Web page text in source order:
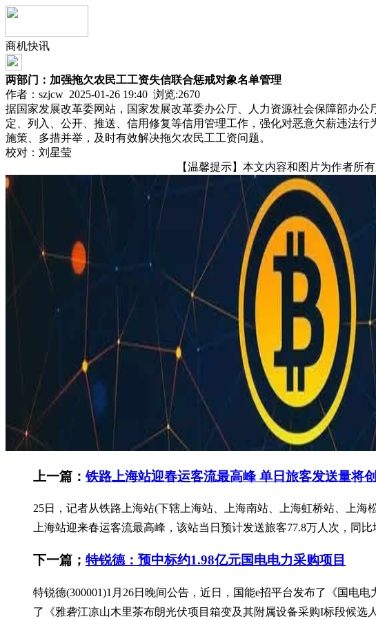
商机快讯
两部门：加强拖欠农民工工资失信联合惩戒对象名单管理
作者：szjcw 2025-01-26 19:40 浏览:2670
据国家发展改革委网站，国家发展改革委办公厅、人力资源社会保障部办
定、列入、公开、推送、信用修复等信用管理工作，强化对恶意欠薪违法
施策、多措并举，及时有效解决拖欠农民工工资问题。
校对：刘星莹
【温馨提示】本文内容和图片为作者所
上一篇：铁路上海站迎春运客流最高峰 单日旅客发送量将
25日，记者从铁路上海站(下辖上海站、上海南站、上海虹桥站、上
上海站迎来春运客流最高峰，该站当日预计发送旅客77.8万人次，同比
下一篇； 特锐德：预中标约1.98亿元国电电力采购项目
特锐德(300001)1月26日晚间公告，近日，国能e招平台发布了《国电
了《雅砻江凉山木里茶布朗光伏项目箱变及其附属设备采购I标段候选